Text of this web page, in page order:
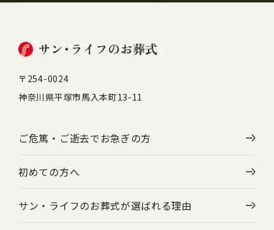
〒254-0024
神奈川県平塚市馬入本町13-11
ご危篤・ご逝去でお急ぎの方
初めての方へ
サン・ライフのお葬式が選ばれる理由